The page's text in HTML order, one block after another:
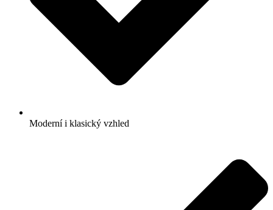
Moderní i klasický vzhled